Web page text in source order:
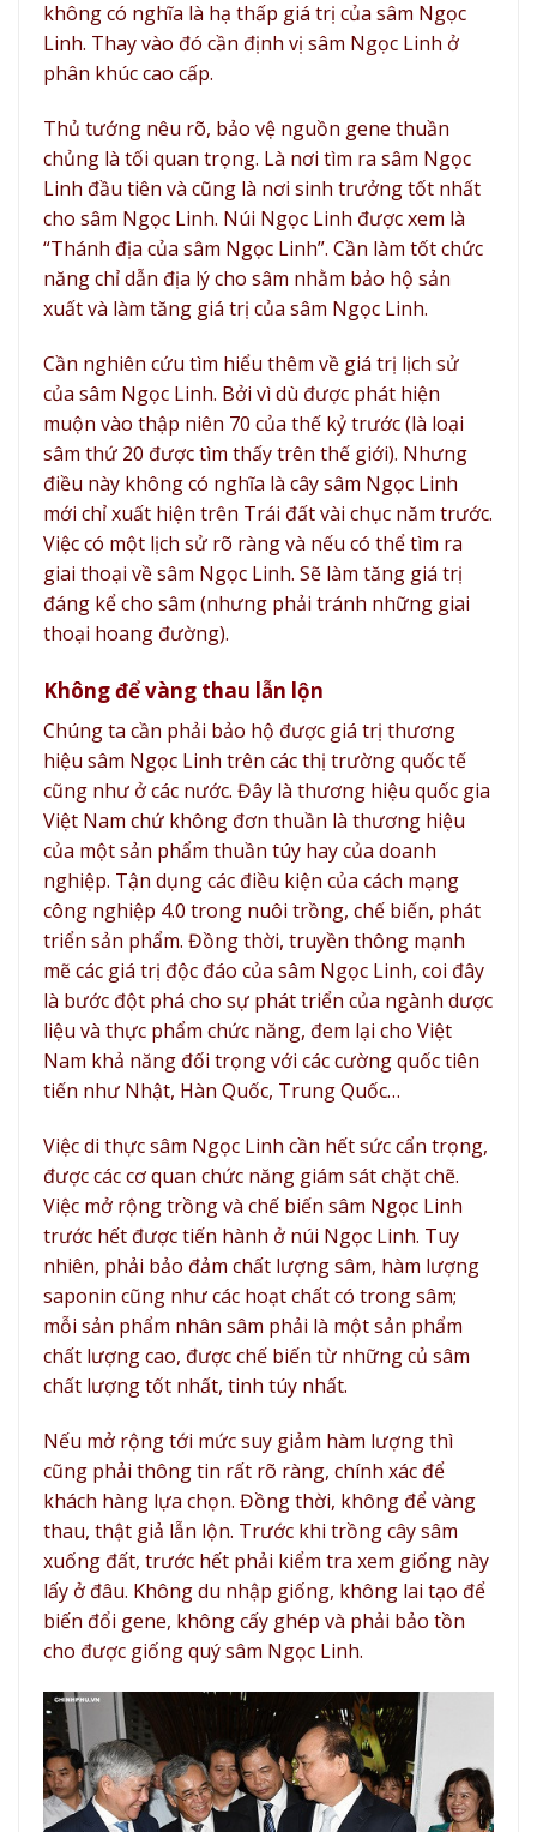
không có nghĩa là hạ thấp giá trị của sâm Ngọc
Linh. Thay vào đó cần định vị sâm Ngọc Linh ở
phân khúc cao cấp.
Thủ tướng nêu rõ, bảo vệ nguồn gene thuần
chủng là tối quan trọng. Là nơi tìm ra sâm Ngọc
Linh đầu tiên và cũng là nơi sinh trưởng tốt nhất
cho sâm Ngọc Linh. Núi Ngọc Linh được xem là
“Thánh địa của sâm Ngọc Linh”. Cần làm tốt chức
năng chỉ dẫn địa lý cho sâm nhằm bảo hộ sản
xuất và làm tăng giá trị của sâm Ngọc Linh.
Cần nghiên cứu tìm hiểu thêm về giá trị lịch sử
của sâm Ngọc Linh. Bởi vì dù được phát hiện
muộn vào thập niên 70 của thế kỷ trước (là loại
sâm thứ 20 được tìm thấy trên thế giới). Nhưng
điều này không có nghĩa là cây sâm Ngọc Linh
mới chỉ xuất hiện trên Trái đất vài chục năm trước.
Việc có một lịch sử rõ ràng và nếu có thể tìm ra
giai thoại về sâm Ngọc Linh. Sẽ làm tăng giá trị
đáng kể cho sâm (nhưng phải tránh những giai
thoại hoang đường).
Không để vàng thau lẫn lộn
Chúng ta cần phải bảo hộ được giá trị thương
hiệu sâm Ngọc Linh trên các thị trường quốc tế
cũng như ở các nước. Đây là thương hiệu quốc gia
Việt Nam chứ không đơn thuần là thương hiệu
của một sản phẩm thuần túy hay của doanh
nghiệp. Tận dụng các điều kiện của cách mạng
công nghiệp 4.0 trong nuôi trồng, chế biến, phát
triển sản phẩm. Đồng thời, truyền thông mạnh
mẽ các giá trị độc đáo của sâm Ngọc Linh, coi đây
là bước đột phá cho sự phát triển của ngành dược
liệu và thực phẩm chức năng, đem lại cho Việt
Nam khả năng đối trọng với các cường quốc tiên
tiến như Nhật, Hàn Quốc, Trung Quốc…
Việc di thực sâm Ngọc Linh cần hết sức cẩn trọng,
được các cơ quan chức năng giám sát chặt chẽ.
Việc mở rộng trồng và chế biến sâm Ngọc Linh
trước hết được tiến hành ở núi Ngọc Linh. Tuy
nhiên, phải bảo đảm chất lượng sâm, hàm lượng
saponin cũng như các hoạt chất có trong sâm;
mỗi sản phẩm nhân sâm phải là một sản phẩm
chất lượng cao, được chế biến từ những củ sâm
chất lượng tốt nhất, tinh túy nhất.
Nếu mở rộng tới mức suy giảm hàm lượng thì
cũng phải thông tin rất rõ ràng, chính xác để
khách hàng lựa chọn. Đồng thời, không để vàng
thau, thật giả lẫn lộn. Trước khi trồng cây sâm
xuống đất, trước hết phải kiểm tra xem giống này
lấy ở đâu. Không du nhập giống, không lai tạo để
biến đổi gene, không cấy ghép và phải bảo tồn
cho được giống quý sâm Ngọc Linh.